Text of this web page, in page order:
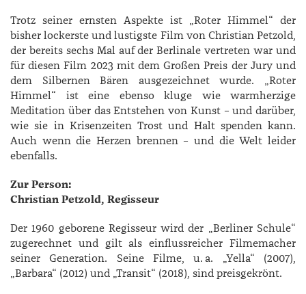
Trotz seiner ernsten Aspekte ist „Roter Himmel“ der
bisher lockerste und lustigste Film von ­Christian ­Petzold,
der bereits sechs Mal auf der Berlinale vertreten war und
für diesen Film 2023 mit dem Großen Preis der Jury und
dem Silbernen Bären ausgezeichnet wurde. „Roter
Himmel“ ist eine ebenso kluge wie warmherzige
Meditation über das Entstehen von Kunst – und darüber,
wie sie in Krisenzeiten Trost und Halt spenden kann.
Auch wenn die Herzen brennen – und die Welt leider
ebenfalls.
Zur Person:
Christian Petzold, Regisseur
Der 1960 geborene Regisseur wird der „Berliner Schule“
zugerechnet und gilt als einflussreicher Filmemacher
seiner Generation. Seine Filme, u. a. „Yella“ (2007),
„Barbara“ (2012) und „Transit“ (2018), sind preisgekrönt.